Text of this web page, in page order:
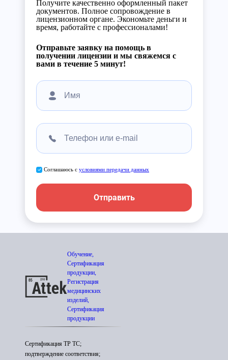
Получите качественно оформленный пакет
документов. Полное сопровождение в
лицензионном органе. Экономьте деньги и
время, работайте с профессионалами!
Отправьте заявку на помощь в
получении лицензии и мы свяжемся с
вами в течение 5 минут!
Соглашаюсь с условиями передачи данных
Отправить
Обучение,
Сертификация
продукции,
Регистрация
медицинских
изделий,
Сертификация
продукции
Сертификация ТР ТС;
подтверждение соответствия;